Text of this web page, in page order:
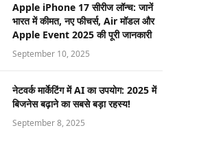
Apple iPhone 17 सीरीज लॉन्च: जानें
भारत में कीमत, नए फीचर्स, Air मॉडल और
Apple Event 2025 की पूरी जानकारी
September 10, 2025
नेटवर्क मार्केटिंग में AI का उपयोग: 2025 में
बिजनेस बढ़ाने का सबसे बड़ा रहस्य!
September 8, 2025